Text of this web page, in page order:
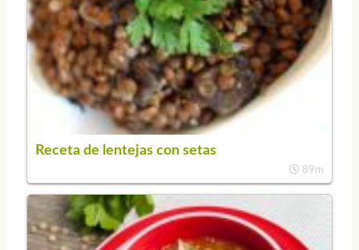
Receta de lentejas con setas
89m